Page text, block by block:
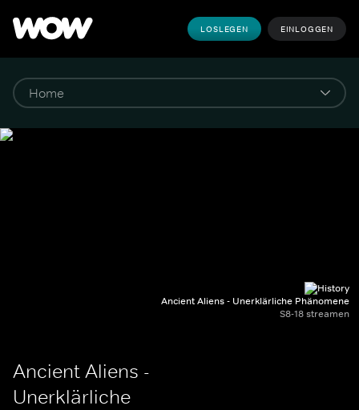
LOSLEGEN EINLOGGEN
Ancient Aliens - Unerklärliche Phänomene
S8-18 streamen
Ancient Aliens -
Unerklärliche